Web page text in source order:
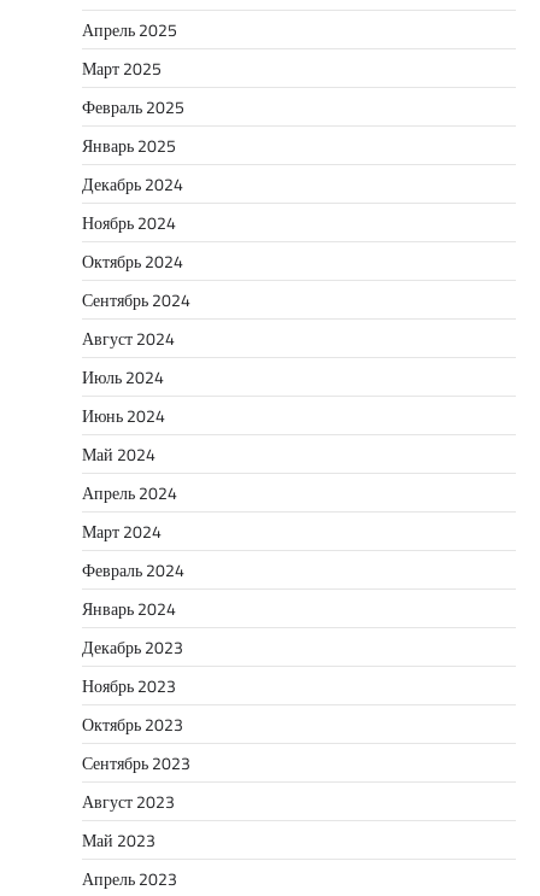
Апрель 2025
Март 2025
Февраль 2025
Январь 2025
Декабрь 2024
Ноябрь 2024
Октябрь 2024
Сентябрь 2024
Август 2024
Июль 2024
Июнь 2024
Май 2024
Апрель 2024
Март 2024
Февраль 2024
Январь 2024
Декабрь 2023
Ноябрь 2023
Октябрь 2023
Сентябрь 2023
Август 2023
Май 2023
Апрель 2023